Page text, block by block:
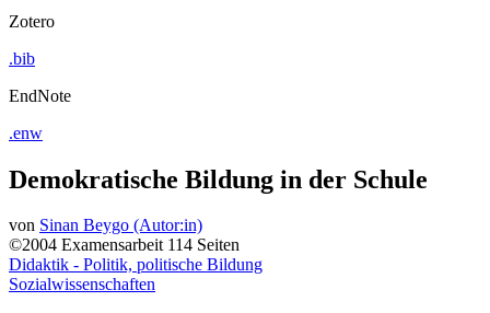
Zotero
.bib
EndNote
.enw
Demokratische Bildung in der Schule
von Sinan Beygo (Autor:in)
©2004 Examensarbeit 114 Seiten
Didaktik - Politik, politische Bildung
Sozialwissenschaften